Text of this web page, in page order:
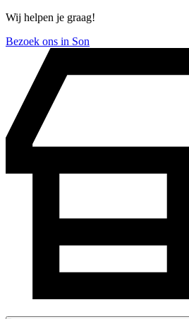
Wij helpen je graag!
Bezoek ons in Son